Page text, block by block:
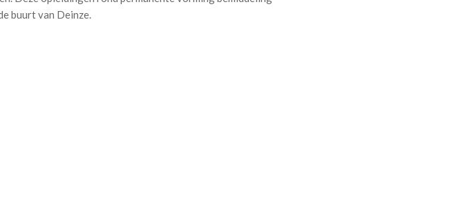
buurt van Deinze.